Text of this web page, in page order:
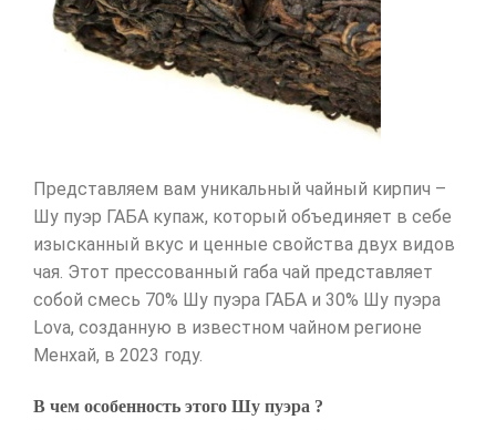
Представляем вам уникальный чайный кирпич –
Шу пуэр ГАБА купаж, который объединяет в себе
изысканный вкус и ценные свойства двух видов
чая. Этот прессованный габа чай представляет
собой смесь 70% Шу пуэра ГАБА и 30% Шу пуэра
Lova, созданную в известном чайном регионе
Менхай, в 2023 году.
В чем особенность этого Шу пуэра ?